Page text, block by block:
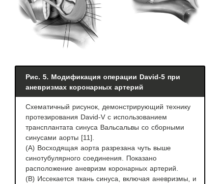
Рис. 5. Модификация операции David-5 при
аневризмах коронарных артерий
Схематичный рисунок, демонстрирующий технику
протезирования David-V с использованием
трансплантата синуса Вальсальвы со сборными
синусами аорты [11].
(А) Восходящая аорта разрезана чуть выше
синотубулярного соединения. Показано
расположение аневризм коронарных артерий.
(B) Иссекается ткань синуса, включая аневризмы, и